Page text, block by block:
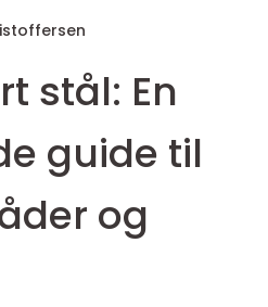
stål: En
guide til
og